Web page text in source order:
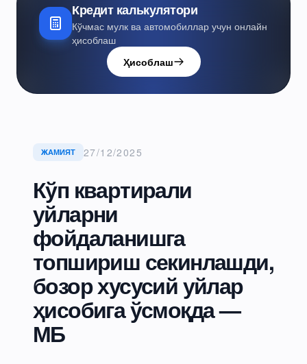
Кредит калькулятори
Кўчмас мулк ва автомобиллар учун онлайн
ҳисоблаш
Ҳисоблаш
ЖАМИЯТ 27/12/2025
Кўп квартирали
уйларни
фойдаланишга
топшириш секинлашди,
бозор хусусий уйлар
ҳисобига ўсмоқда —
МБ